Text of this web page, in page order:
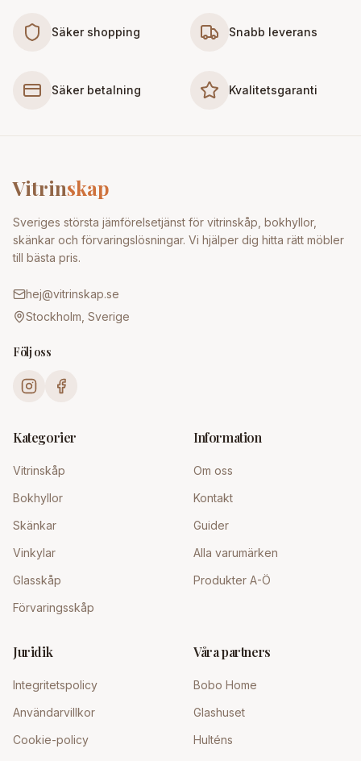
Säker shopping Snabb leverans
Säker betalning Kvalitetsgaranti
Vitrinskap
Sveriges största jämförelsetjänst för vitrinskåp, bokhyllor,
skänkar och förvaringslösningar. Vi hjälper dig hitta rätt möbler
till bästa pris.
hej@vitrinskap.se
Stockholm, Sverige
Följ oss
Kategorier
Vitrinskåp
Bokhyllor
Skänkar
Vinkylar
Glasskåp
Förvaringsskåp
Information
Om oss
Kontakt
Guider
Alla varumärken
Produkter A-Ö
Juridik
Integritetspolicy
Användarvillkor
Cookie-policy
Våra partners
Bobo Home
Glashuset
Hulténs